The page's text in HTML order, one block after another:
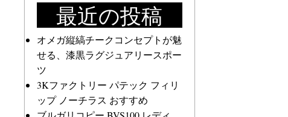
最近の投稿
オメガ縦縞チークコンセプトが魅
せる、漆黒ラグジュアリースポー
ツ
3Kファクトリー パテック フィリ
ップ ノーチラス おすすめ